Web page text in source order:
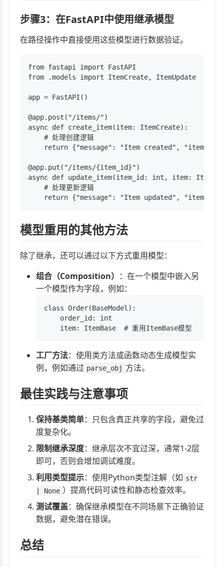
步骤3：在FastAPI中使用继承模型
在路径操作中直接使用这些模型进行数据验证。
from fastapi import FastAPI
from .models import ItemCreate, ItemUpdate
app = FastAPI()
@app.post("/items/")
async def create_item(item: ItemCreate):
    # 处理创建逻辑
return {"message": "Item created", "item":
@app.put("/items/{item_id}")
async def update_item(item_id: int, item:
    # 处理更新逻辑
模型重用的其他方法
除了继承，还可以通过以下方式重用模型：
组合（Composition） ：在一个模型中嵌入另
一个模型作为字段，例如：
class Order(BaseModel):
    order_id: int
工厂方法：使用类方法或函数动态生成模型实
例，例如通过 parse_obj 方法。
最佳实践与注意事项
保持基类简单：只包含真正共享的字段，避免过
度复杂化。
限制继承深度：继承层次不宜过深，通常1-2层
即可，否则会增加调试难度。
利用类型提示：使用Python类型注解（如 str
| None ）提高代码可读性和静态检查效率。
测试覆盖：确保继承模型在不同场景下正确验证
数据，避免潜在错误。
总结